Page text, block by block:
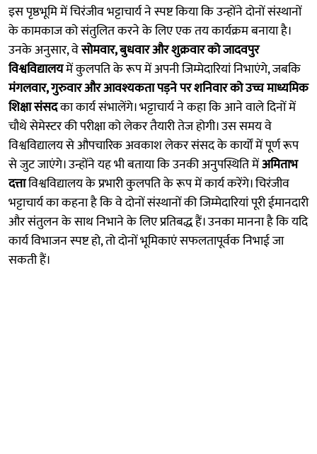
इस पृष्ठभूमि में चिरंजीव भट्टाचार्य ने स्पष्ट किया कि उन्होंने दोनों संस्थानों
के कामकाज को संतुलित करने के लिए एक तय कार्यक्रम बनाया है।
उनके अनुसार, वेसोमवार, बुधवार और शुक्रवार को जादवपुर
विश्वविद्यालयमें कुलपति के रूप में अपनी जिम्मेदारियां निभाएंगे, जबकि
मंगलवार, गुरुवार और आवश्यकता पड़ने पर शनिवार को उच्च माध्यमिक
शिक्षा संसदका कार्य संभालेंगे। भट्टाचार्य ने कहा कि आने वाले दिनों में
चौथे सेमेस्टर की परीक्षा को लेकर तैयारी तेज होगी। उस समय वे
विश्वविद्यालय से औपचारिक अवकाश लेकर संसद के कार्यों में पूर्ण रूप
से जुट जाएंगे। उन्होंने यह भी बताया कि उनकी अनुपस्थिति मेंअमिताभ
दत्ताविश्वविद्यालय के प्रभारी कुलपति के रूप में कार्य करेंगे। चिरंजीव
भट्टाचार्य का कहना है कि वे दोनों संस्थानों की जिम्मेदारियां पूरी ईमानदारी
और संतुलन के साथ निभाने के लिए प्रतिबद्ध हैं। उनका मानना है कि यदि
कार्य विभाजन स्पष्ट हो, तो दोनों भूमिकाएं सफलतापूर्वक निभाई जा
सकती हैं।